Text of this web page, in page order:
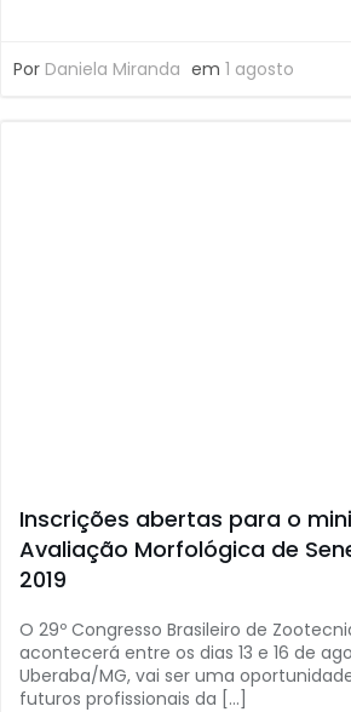
Por Daniela Miranda em 1 agosto
Inscrições abertas para o
Avaliação Morfológica de
2019
O 29º Congresso Brasileiro de
acontecerá entre os dias 13 e 16 de
Uberaba/MG, vai ser uma
futuros profissionais da […]